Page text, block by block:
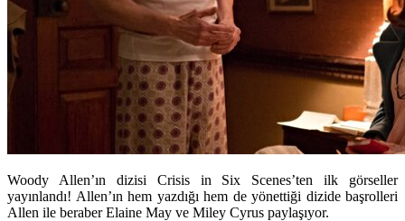
Woody Allen’ın dizisi Crisis in Six Scenes’ten ilk görseller
yayınlandı! Allen’ın hem yazdığı hem de yönettiği dizide başrolleri
Allen ile beraberElaine May ve Miley Cyrus paylaşıyor.